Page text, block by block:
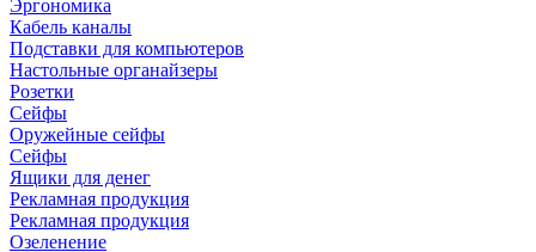
Эргономика
Кабель каналы
Подставки для компьютеров
Настольные органайзеры
Розетки
Сейфы
Оружейные сейфы
Сейфы
Ящики для денег
Рекламная продукция
Рекламная продукция
Озеленение